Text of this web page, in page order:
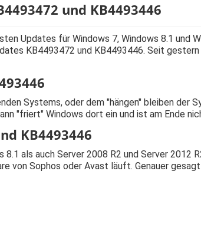
und KB4493446
Updates für Windows 7, Windows 8.1 und
KB4493472 und KB4493446. Seit
Systems, oder dem "hängen" bleiben der
"friert" Windows dort ein und ist am Ende
KB4493446
8.1 als auch Server 2008 R2 und Server 2012
von Sophos oder Avast läuft. Genauer